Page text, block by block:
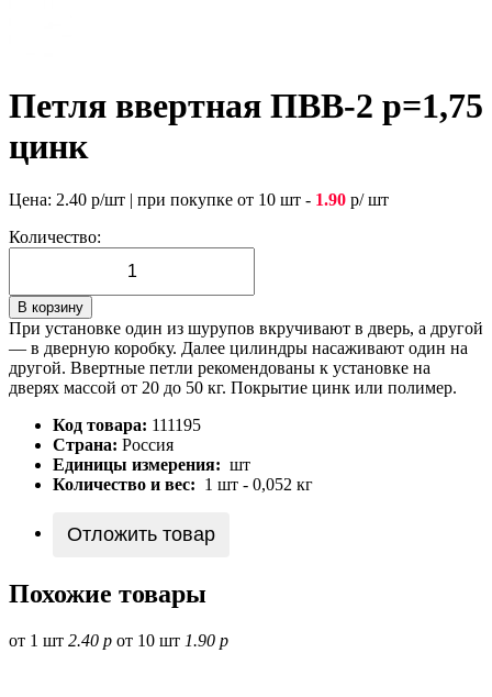
Петля ввертная ПВВ-2 р=1,75
цинк
Цена: 2.40 р/шт | при покупке от 10 шт - 1.90 р/ шт
Количество:
В корзину
При установке один из шурупов вкручивают в дверь, а другой
— в дверную коробку. Далее цилиндры насаживают один на
другой. Ввертные петли рекомендованы к установке на
дверях массой от 20 до 50 кг. Покрытие цинк или полимер.
Код товара: 111195
Страна: Россия
Единицы измерения: шт
Количество и вес: 1 шт - 0,052 кг
Отложить товар
Похожие товары
от 1 шт 2.40 р от 10 шт 1.90 р